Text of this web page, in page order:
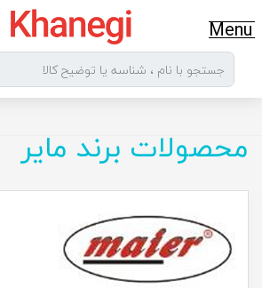
Menu
محصولات برند مایر